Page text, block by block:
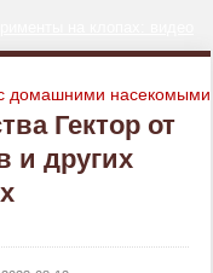
Гектор от
и других